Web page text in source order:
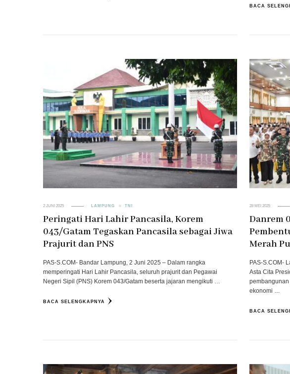
BACA
2 JUNI 2025 LAMPUNG TNI
Peringati Hari Lahir Pancasila, Korem
043/Gatam Tegaskan Pancasila sebagai Jiwa
Prajurit dan PNS
PAS-S.COM- Bandar Lampung, 2 Juni 2025 – Dalam rangka
memperingati Hari Lahir Pancasila, seluruh prajurit dan Pegawai
Negeri Sipil (PNS) Korem 043/Gatam beserta jajaran mengikuti …
BACA SELENGKAPNYA
28 MEI 2025
Danrem
Merah
PAS-S.COM-
Asta Cita
ekonomi …
BACA